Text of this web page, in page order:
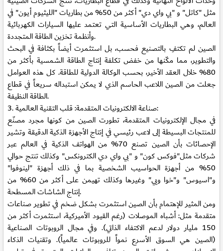
مثل "كاتل" و "بي واي دي" أكثر من 50% من بطاريات "الليثيوم أيون" في
العالم، وهي البطاريات الأساسية التي تعتمد عليها السيارات الكهربائية
وأنظمة تخزين الطاقة المتجددة.
الصين لم تكتفِ بالتصنيع فحسب، بل استثمرت أيضاً بكثافة في البحث
والتطوير، مما مكّنها من خفض تكلفة إنتاج الطاقة الشمسية بأكثر من
80% خلال العقد الأخير، بحسب الوكالة الدولية للطاقة. كل هذه العوامل
جعلت من الصين اللاعب الحاسم الذي لا يمكن استبداله سريعاً في قطاع
الطاقة النظيفة.
3. صناعة الالكترونيات المتقدمة: قلب التقنية العالمية:
في مجال الإلكترونيات المتقدمة، تطورت الصين من كونها مجرد مصنّع
للمنتجات البسيطة إلى لاعب رئيسي في إنتاج الأجهزة الذكية الدقيقة وتشير
الإحصائات بأن الصين تصنع 70% من الهواتف الذكية في العالم عبر
شركات مثل"فوكس كون" و "بي واي دي الكترونكس" وكذلك تنتج حوالي
50% من أجهزة الحواسيب الشخصية بما في ذلك أجهزة "لينوفوا"
و"اسيوس" و"خوا ويي" وغيرها وكذلك تهيمن على أكثر من 60% من
إنتاج الشاشات المسطحة.
ومن المثير للإهتمام بأن الصين استثمرت بشكل ضخم في تطوير صناعات
متقدمة مثل: أشباه الموصلات (رغم القيود الأميركية، استثمرت أكثر من
150 مليار دولار لدعم الاكتفاء الذاتي). وفي مجال الروبوتات الصناعية
(الصين هي السوق الأسرع نمواً للروبوتات عالمياً). وتقنيات الذكاء